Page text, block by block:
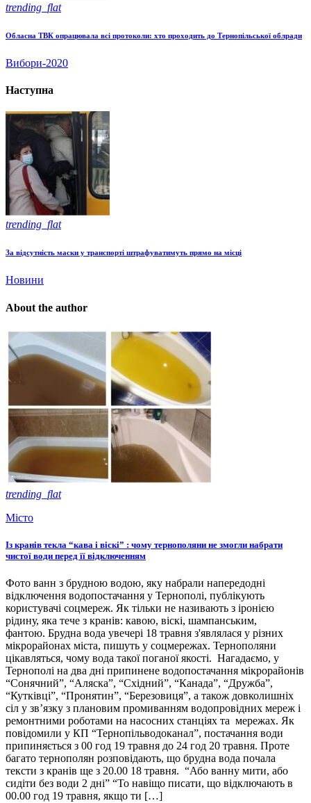
trending_flat
Обласна ТВК опрацювала всі протоколи: хто проходить до Тернопільської облради
Вибори-2020
Наступна
trending_flat
За відсутність маски у транспорті штрафуватимуть прямо на місці
Новини
About the author
trending_flat
Місто
Із кранів текла “кава і віскі” : чому тернополяни не змогли набрати
чистої води перед її відключенням
Фото ванн з брудною водою, яку набрали напередодні
відключення водопостачання у Тернополі, публікують
користувачі соцмереж. Як тільки не називають з іронією
рідину, яка тече з кранів: кавою, віскі, шампанським,
фантою. Брудна вода увечері 18 травня з'являлася у різних
мікрорайонах міста, пишуть у соцмережах. Тернополяни
цікавляться, чому вода такої поганої якості. Нагадаємо, у
Тернополі на два дні припинене водопостачання мікрорайонів
“Сонячний”, “Аляска”, “Східний”, “Канада”, “Дружба”,
“Кутківці”, “Пронятин”, “Березовиця”, а також довколишніх
сіл у зв’язку з плановим промиванням водопровідних мереж і
ремонтними роботами на насосних станціях та мережах. Як
повідомили у КП “Тернопільводоканал”, постачання води
припиняється з 00 год 19 травня до 24 год 20 травня. Проте
багато тернополян розповідають, що брудна вода почала
тексти з кранів ще з 20.00 18 травня. “Або ванну мити, або
сидіти без води 2 дні” “То навіщо писати, що відключають в
00.00 год 19 травня, якщо ти […]